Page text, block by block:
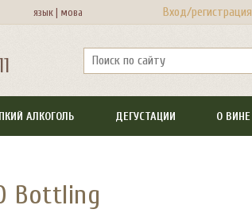
язык |мова Вход/регистрация
АЛКОГОЛЬ ДЕГУСТАЦИИ О ВИНЕ
Bottling